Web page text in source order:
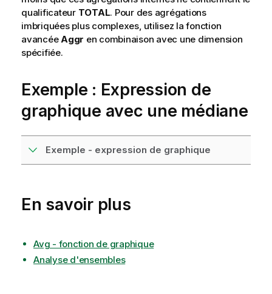
qualificateur TOTAL. Pour des agrégations
imbriquées plus complexes, utilisez la fonction
avancéeAggr en combinaison avec une dimension
spécifiée.
Exemple : Expression de
graphique avec une médiane
Exemple - expression de graphique
En savoir plus
Avg - fonction de graphique
Analyse d'ensembles